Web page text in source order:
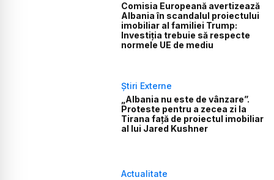
Comisia Europeană avertizează
Albania în scandalul proiectului
imobiliar al familiei Trump:
Investiția trebuie să respecte
normele UE de mediu
Știri Externe
„Albania nu este de vânzare”.
Proteste pentru a zecea zi la
Tirana față de proiectul imobiliar
al lui Jared Kushner
Actualitate